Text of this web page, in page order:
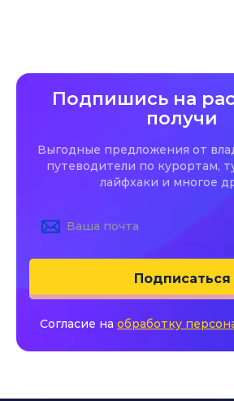
Подпишись на
получи
Выгодные предложения от
путеводители по курортам,
лайфхаки и многое
Подписаться
Согласие на обработку